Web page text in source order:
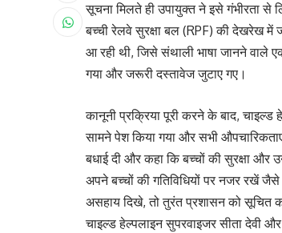
सूचना मिलते ही उपायुक्त ने इसे गंभीरता से
बच्ची रेलवे सुरक्षा बल (RPF) की देखरेख में
आ रही थी, जिसे संथाली भाषा जानने वाले
गया और जरूरी दस्तावेज जुटाए गए।
कानूनी प्रक्रिया पूरी करने के बाद, चाइल्ड
सामने पेश किया गया और सभी
बधाई दी और कहा कि बच्चों की सुरक्षा
अपने बच्चों की गतिविधियों पर नजर रखें
असहाय दिखे, तो तुरंत प्रशासन को सूचित
चाइल्ड हेल्पलाइन सुपरवाइजर सीता देवी